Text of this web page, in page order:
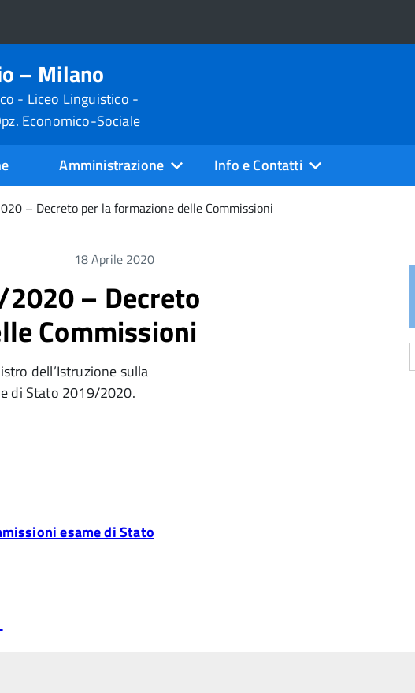
– Milano
- Liceo Linguistico -
Economico-Sociale
Amministrazione
Info e Contatti
– Decreto per la formazione delle Commissioni
18 Aprile 2020
– Decreto
Commissioni
dell’Istruzione sulla
di Stato 2019/2020.
esame di Stato
precedente